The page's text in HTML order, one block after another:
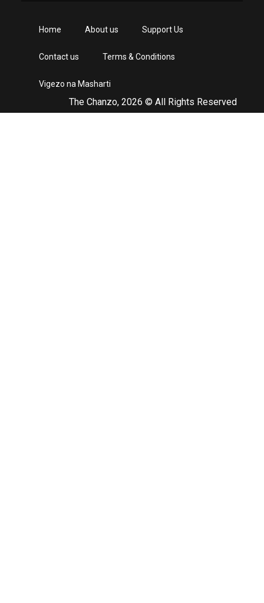
The Chanzo, 2026 © All Rights Reserved
Home About us Support Us
Contact us Terms & Conditions
Vigezo na Masharti